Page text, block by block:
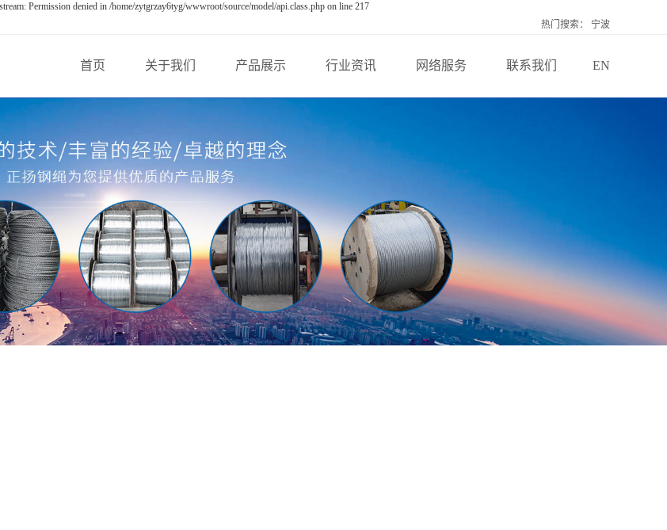
Permission denied in /home/zytgrzay6tyg/wwwroot/source/model/api.class.php on line 217
热门搜索： 宁波
首页 关于我们
企业文化
资质荣誉
资质文档
产品展示
宁波钢丝
宁波钢绞线
宁波钢丝绳索具
行业资讯 网络服务 联系我们 EN